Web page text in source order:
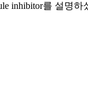
inhibitor를 설